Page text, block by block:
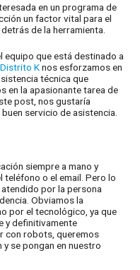
en un programa de
un factor vital para el
de la herramienta.
equipo que está destinado a
Distrito Knos esforzamos en
técnica que
en la apasionante tarea de
post, nos gustaría
servicio de asistencia.
siempre a mano y
teléfono o el email. Pero lo
por la persona
Obviamos la
por el tecnológico, ya que
y definitivamente
con robots, queremos
se pongan en nuestro